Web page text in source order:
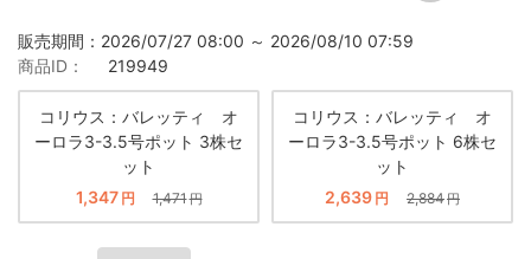
販売期間：2026/07/27 08:00 ～ 2026/08/10 07:59
商品ID：
219949
コリウス：バレッティ オ
ーロラ3-3.5号ポット 3株セ
ット
1,347 円 1,471円
コリウス：バレッティ オ
ーロラ3-3.5号ポット 6株セ
ット
2,639 円 2,884円